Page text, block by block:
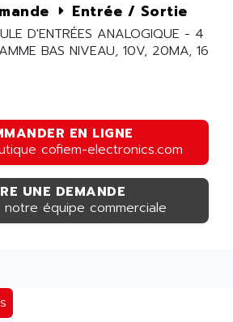
Entrée / Sortie
D'ENTRÉES ANALOGIQUE - 4
BAS NIVEAU, 10V, 20MA, 16
EN LIGNE
cofiem-electronics.com
UNE DEMANDE
équipe commerciale